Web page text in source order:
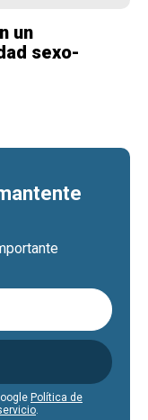
un
sexo-
Política de